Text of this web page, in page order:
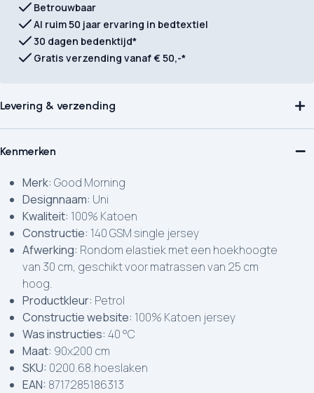
Betrouwbaar
Al ruim 50 jaar ervaring in bedtextiel
30 dagen bedenktijd*
Gratis verzending vanaf € 50,-*
Levering & verzending
Kenmerken
Merk: Good Morning
Designnaam: Uni
Kwaliteit: 100% Katoen
Constructie: 140 GSM single jersey
Afwerking: Rondom elastiek met een hoekhoogte
van 30 cm, geschikt voor matrassen van 25 cm
hoog.
Productkleur: Petrol
Constructie website: 100% Katoen jersey
Was instructies: 40 °C
Maat: 90x200 cm
SKU: 0200.68.hoeslaken
EAN: 8717285186313